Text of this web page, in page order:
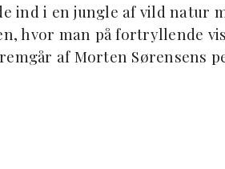
ind i en jungle af vild natur
hvor man på fortryllende
af Morten Sørensens